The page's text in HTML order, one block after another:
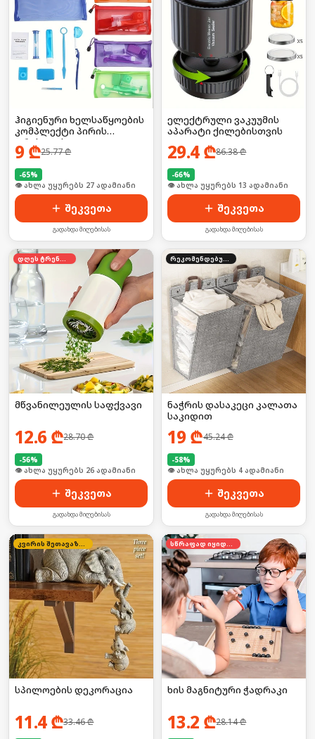
ჰიგიენური ხელსაწყოების
კომპლექტი პირის
ღრუსთვის
9 ₾25.77₾
-65%
🛒 ბოლო 24სთ-ში იყიდა 35-მა
შეკვეთა
გადახდა მიღებისას
ელექტრული ვაკუუმის
აპარატი ქილებისთვის
29.4₾86.38₾
-66%
🛒 ბოლო 24სთ-ში იყიდა 19-მა
შეკვეთა
გადახდა მიღებისას
დღეს ტრენდში
მწვანილეულის საფქვავი
12.6 ₾28.70₾
-56%
🛒 ბოლო 24სთ-ში იყიდა 34-მა
შეკვეთა
გადახდა მიღებისას
რეკომენდებული
ნაჭრის დასაკეცი კალათა
საკიდით
19 ₾45.24₾
-58%
🛒 ბოლო 24სთ-ში იყიდა 3-მა
შეკვეთა
გადახდა მიღებისას
კვირის შეთავაზება
სპილოების დეკორაცია
11.4₾33.46₾
სწრაფად იყიდება
ხის მაგნიტური ჭადრაკი
13.2 ₾28.14₾